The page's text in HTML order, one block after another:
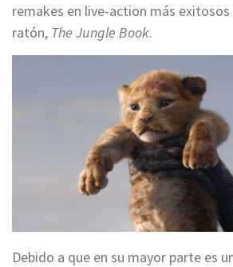
remakes en live-action más
ratón, The Jungle Book.
Debido a que en su mayor parte es